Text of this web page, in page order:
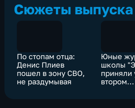
Сюжеты выпуска
По стопам отца:
Денис Плиев
пошел в зону СВО,
не раздумывая
Юные
школы
приняли
втором